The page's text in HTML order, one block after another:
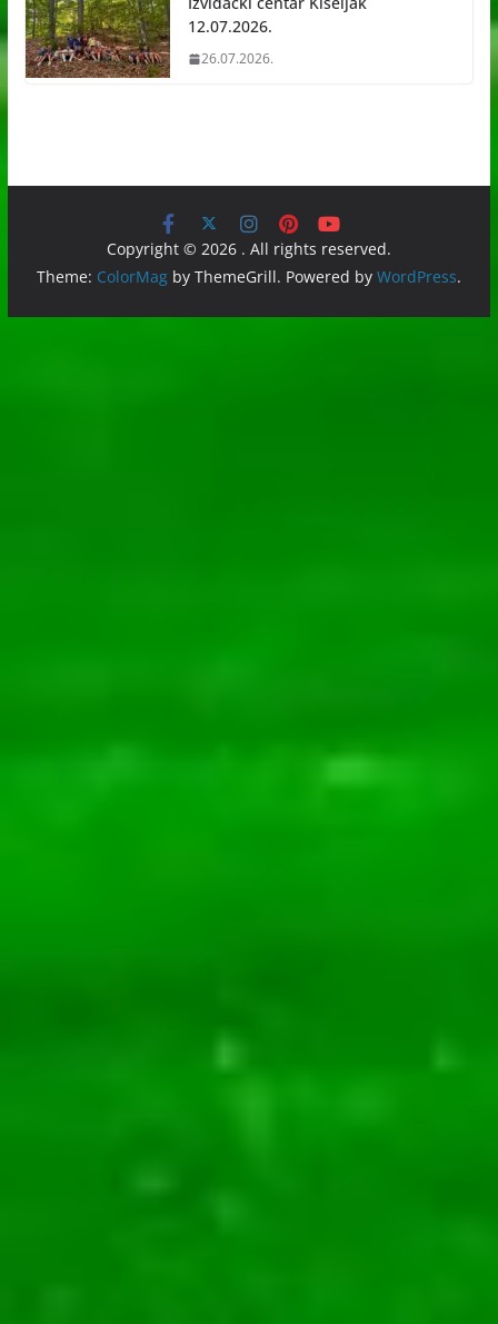
12.07.2026.
26.07.2026.
Copyright © 2026 . All rights reserved.
Theme: ColorMagby ThemeGrill. Powered by WordPress.